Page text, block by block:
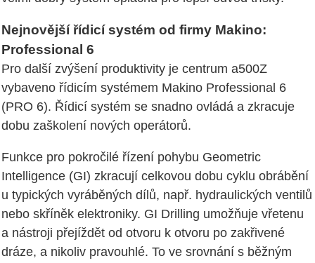
Nejnovější řídicí systém od firmy Makino:
Professional 6
Pro další zvýšení produktivity je centrum a500Z
vybaveno řídicím systémem Makino Professional 6
(PRO 6). Řídicí systém se snadno ovládá a zkracuje
dobu zaškolení nových operátorů.
Funkce pro pokročilé řízení pohybu Geometric
Intelligence (GI) zkracují celkovou dobu cyklu obrábění
u typických vyráběných dílů, např. hydraulických ventilů
nebo skříněk elektroniky. GI Drilling umožňuje vřetenu
a nástroji přejíždět od otvoru k otvoru po zakřivené
dráze, a nikoliv pravouhlé. To ve srovnání s běžným